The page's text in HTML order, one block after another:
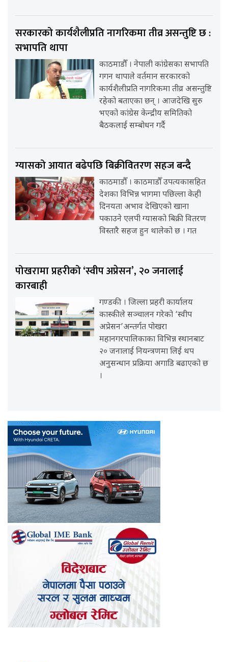
सरकारको कार्यशैलीप्रति नागरिकमा तीव्र असन्तुष्टि छ :
सभापति थापा
काठमाडौँ । नेपाली कांग्रेसका सभापति
गगन थापाले वर्तमान सरकारको
कार्यशैलीप्रति नागरिकमा तीव्र असन्तुष्टि
रहेको बताएका छन् । आजदेखि सुरु
भएको कांग्रेस केन्द्रीय समितिको
बैठकलाई सम्बोधन गर्दै
ग्यासको आयात बढेपछि बिक्रीवितरण सहज बन्दै
काठमाडौँ । काठमाडौँ उपत्यकासहित
देशका विभिन्न भागमा पछिल्ला केही
दिनयता अभाव देखिएको खाना
पकाउने एलपी ग्यासको बिक्री वितरण
विस्तारै सहज हुन थालेको छ । गत
पोखरामा प्रहरीको ‘स्वीप अप्रेसन’, २० जनालाई
कारबाही
गण्डकी । जिल्ला प्रहरी कार्यालय
कास्कीले सञ्चालन गरेको ‘स्वीप
अप्रेसन’अन्तर्गत पोखरा
महानगरपालिकाका विभिन्न स्थानबाट
२० जनालाई नियन्त्रणमा लिई थप
अनुसन्धान प्रक्रिया अगाडि बढाएको छ
।